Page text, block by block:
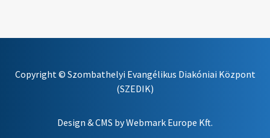
Copyright © Szombathelyi Evangélikus Diakóniai Központ
(SZEDIK)
Design & CMS byWebmark Europe Kft.